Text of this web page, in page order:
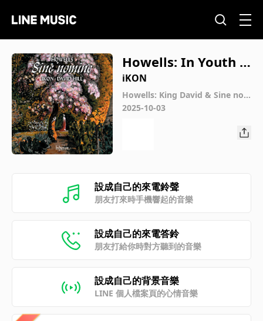
Howells: In Youth Is
Pleasure
iKON
Howells: King David & Sine no
mine
2025-10-03
設成自己的來電鈴聲
朋友打來時手機響起的音樂
設成自己的來電答鈴
朋友打給你時對方聽到的音樂
設成自己的背景音樂
LINE 個人檔案頁的心情音樂